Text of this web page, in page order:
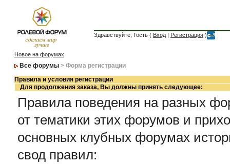
Здравствуйте, Гость ( Вход | Регистрация )
Новое на форумах
Все форумы > Форма регистрации
Правила и условия регистрации
Для продолжения заказа, Вы должны принять следующее:
Правила поведения на разных
от тематики этих форумов и
основных клубных форумах
свод правил: